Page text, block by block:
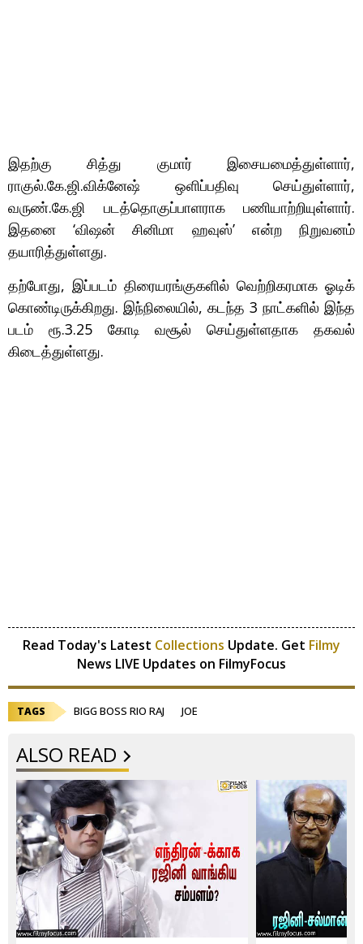
இதற்கு சித்து குமார் இசையமைத்துள்ளார்,
ராகுல்.கே.ஜி.விக்னேஷ் ஒளிப்பதிவு செய்துள்ளார்,
வருண்.கே.ஜி படத்தொகுப்பாளராக பணியாற்றியுள்ளார்.
இதனை ‘விஷன் சினிமா ஹவுஸ்’ என்ற நிறுவனம்
தயாரித்துள்ளது.
தற்போது, இப்படம் திரையரங்குகளில் வெற்றிகரமாக ஓடிக்
கொண்டிருக்கிறது. இந்நிலையில், கடந்த 3 நாட்களில் இந்த
படம் ரூ.3.25 கோடி வசூல் செய்துள்ளதாக தகவல்
கிடைத்துள்ளது.
Read Today's Latest Collections Update. Get Filmy
News LIVE Updates on FilmyFocus
TAGS BIGG BOSS RIO RAJ JOE
ALSO READ